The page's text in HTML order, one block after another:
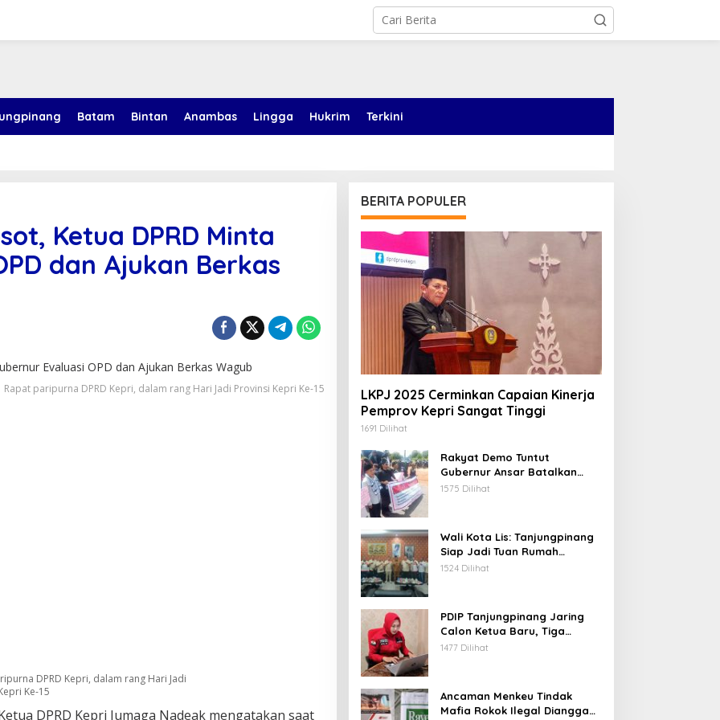
Batam Bintan Anambas Lingga Hukrim Terkini
Ketua DPRD Minta
dan Ajukan Berkas
Rapat paripurna DPRD Kepri, dalam rang Hari Jadi Provinsi Kepri Ke-15
DPRD Kepri, dalam rang Hari Jadi
Ke-15
DPRD Kepri Jumaga Nadeak mengatakan saat
BERITA POPULER
LKPJ 2025 Cerminkan Capaian Kinerja
Pemprov Kepri Sangat Tinggi
1691 Dilihat
Rakyat Demo Tuntut
Gubernur Ansar Batalkan
Lelang Kawasan Gurindam 12
1575 Dilihat
Wali Kota Lis: Tanjungpinang
Siap Jadi Tuan Rumah
Porprov Kepri VI 2026
1524 Dilihat
PDIP Tanjungpinang Jaring
Calon Ketua Baru, Tiga
Kandidat Jalani Psikotest
1477 Dilihat
Ancaman Menkeu Tindak
Mafia Rokok Ilegal Dianggap